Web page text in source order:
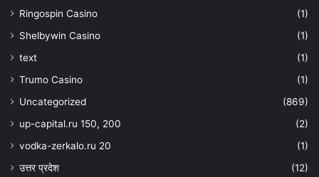
Ringospin Casino
(1)
Shelbywin Casino
(1)
text
(1)
Trumo Casino
(1)
Uncategorized
(869)
up-capital.ru 150, 200
(2)
vodka-zerkalo.ru 20
(1)
उत्तर प्रदेश
(12)